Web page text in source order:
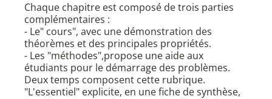
Chaque chapitre est composé de trois parties
complémentaires :
- Le" cours", avec une démonstration des
théorèmes et des principales propriétés.
- Les "méthodes",propose une aide aux
étudiants pour le démarrage des problèmes.
Deux temps composent cette rubrique.
"L'essentiel" explicite, en une fiche de synthèse,